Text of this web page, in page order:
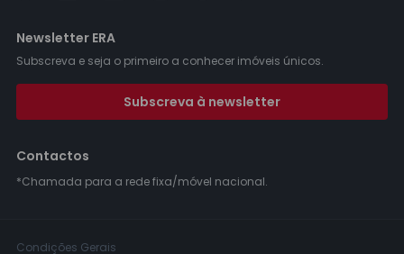
Newsletter ERA
Subscreva e seja o primeiro a conhecer imóveis únicos.
Subscreva à newsletter
Contactos
*Chamada para a rede fixa/móvel nacional.
Condições Gerais